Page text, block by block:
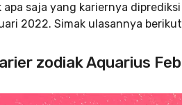
apa saja yang kariernya
2022. Simak ulasannya
zodiak Aquarius